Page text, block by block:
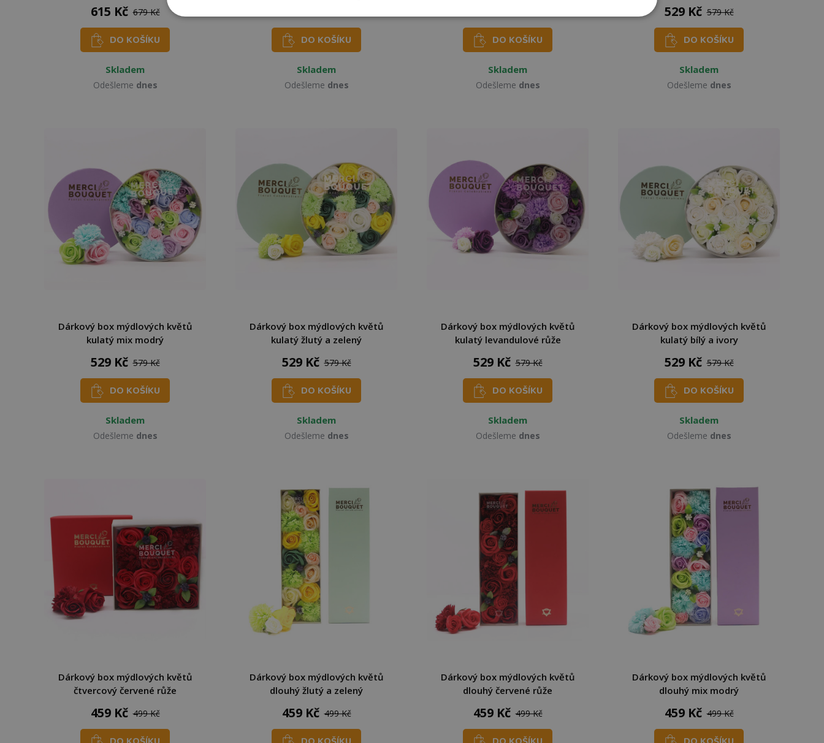
615 Kč 679 Kč
DO KOŠÍKU
Skladem
Odešleme dnes
DO KOŠÍKU
Skladem
Odešleme dnes
DO KOŠÍKU
Skladem
Odešleme dnes
529 Kč 579 Kč
DO KOŠÍKU
Skladem
Odešleme dnes
Dárkový box mýdlových květů
kulatý mix modrý
529 Kč 579 Kč
DO KOŠÍKU
Skladem
Odešleme dnes
Dárkový box mýdlových květů
kulatý žlutý a zelený
529 Kč 579 Kč
DO KOŠÍKU
Skladem
Odešleme dnes
Dárkový box mýdlových květů
kulatý levandulové růže
529 Kč 579 Kč
DO KOŠÍKU
Skladem
Odešleme dnes
Dárkový box mýdlových květů
kulatý bílý a ivory
529 Kč 579 Kč
DO KOŠÍKU
Skladem
Odešleme dnes
Dárkový box mýdlových květů
čtvercový červené růže
459 Kč 499 Kč
Dárkový box mýdlových květů
dlouhý žlutý a zelený
459 Kč 499 Kč
Dárkový box mýdlových květů
dlouhý červené růže
459 Kč 499 Kč
Dárkový box mýdlových květů
dlouhý mix modrý
459 Kč 499 Kč